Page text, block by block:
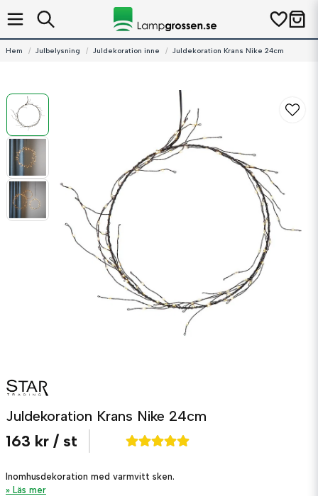
Hem Julbelysning Juldekoration inne Juldekoration Krans Nike 24cm
Juldekoration Krans Nike 24cm
163 kr / st
Inomhusdekoration med varmvitt sken.
Läs mer